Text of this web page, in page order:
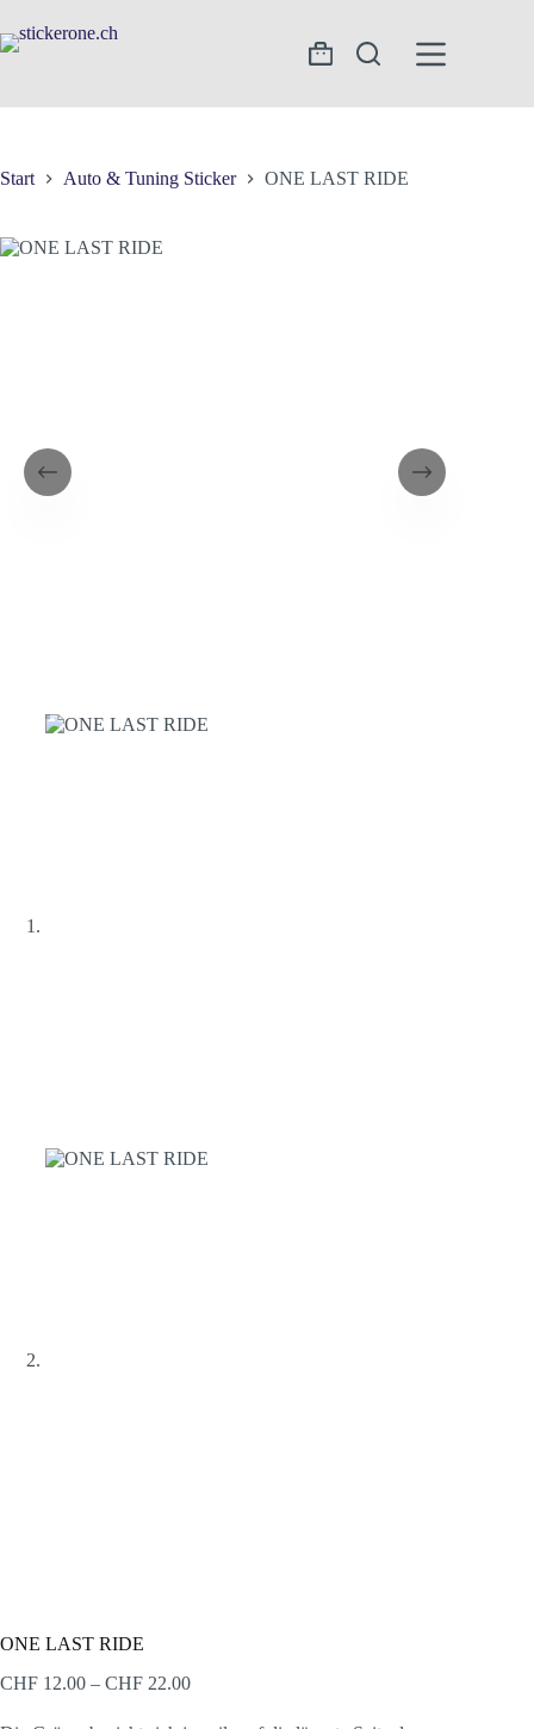
Inhalt
springen
Warenkorb
Start Auto & Tuning Sticker ONE LAST RIDE
ONE LAST RIDE
CHF 12.00 – CHF 22.00Preisspanne: